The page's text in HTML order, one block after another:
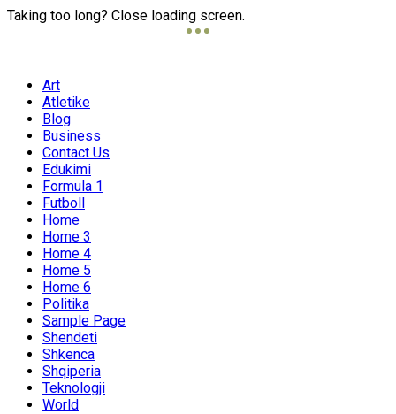
Taking too long? Close loading screen.
Art
Atletike
Blog
Business
Contact Us
Edukimi
Formula 1
Futboll
Home
Home 3
Home 4
Home 5
Home 6
Politika
Sample Page
Shendeti
Shkenca
Shqiperia
Teknologji
World